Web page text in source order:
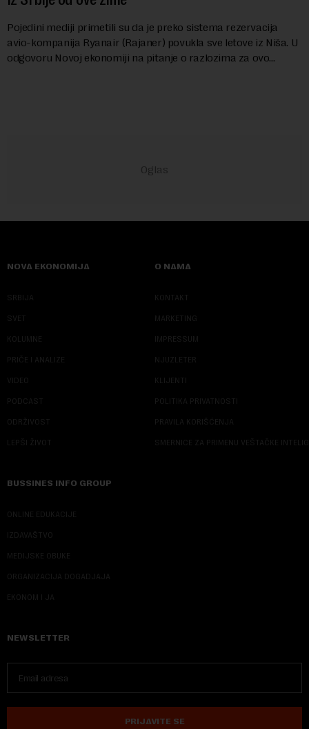
Pojedini mediji primetili su da je preko sistema rezervacija
avio-kompanija Ryanair (Rajaner) povukla sve letove iz Niša. U
odgovoru Novoj ekonomiji na pitanje o razlozima za ovo
NOVA EKONOMIJA
SRBIJA
SVET
KOLUMNE
PRIČE I ANALIZE
VIDEO
PODCAST
ODRŽIVOST
LEPŠI ŽIVOT
O NAMA
KONTAKT
MARKETING
IMPRESSUM
NJUZLETER
KLIJENTI
POLITIKA PRIVATNOSTI
PRAVILA KORIŠĆENJA
SMERNICE ZA PRIMENU VEŠTAČKE
BUSSINES INFO GROUP
ONLINE EDUKACIJE
IZDAVAŠTVO
MEDIJSKE OBUKE
ORGANIZACIJA DOGADJAJA
EKONOM I JA
NEWSLETTER
PRIJAVITE SE